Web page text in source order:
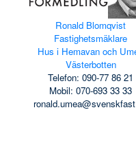
Ronald Blomqvist
Fastighetsmäklare
Hus i Hemavan och
Västerbotten
Telefon: 090-77 86 21
Mobil: 070-693 33 33